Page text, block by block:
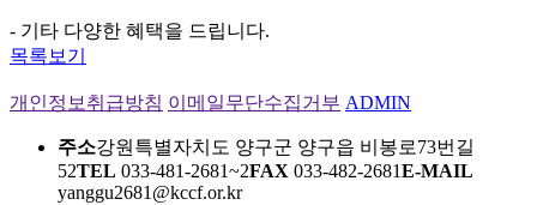
- 기타 다양한 혜택을 드립니다.
목록보기
개인정보취급방침 이메일무단수집거부 ADMIN
주소강원특별자치도 양구군 양구읍 비봉로73번길
52TEL 033-481-2681~2FAX 033-482-2681E-MAIL
yanggu2681@kccf.or.kr